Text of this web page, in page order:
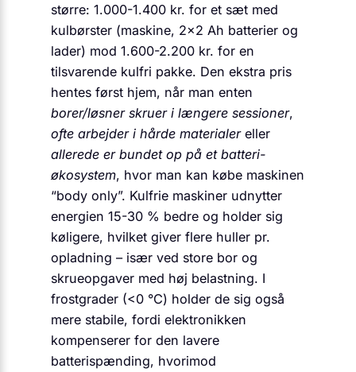
større: 1.000-1.400 kr. for et sæt med
kulbørster (maskine, 2×2 Ah batterier og
lader) mod 1.600-2.200 kr. for en
tilsvarende kulfri pakke. Den ekstra pris
hentes først hjem, når man enten
borer/løsner skruer i længere sessioner,
ofte arbejder i hårde materialereller
allerede er bundet op på et batteri-
økosystem, hvor man kan købe maskinen
“body only”. Kulfrie maskiner udnytter
energien 15-30 % bedre og holder sig
køligere, hvilket giver flere huller pr.
opladning – især ved store bor og
skrueopgaver med høj belastning. I
frostgrader (<0 °C) holder de sig også
mere stabile, fordi elektronikken
kompenserer for den lavere
batterispænding, hvorimod